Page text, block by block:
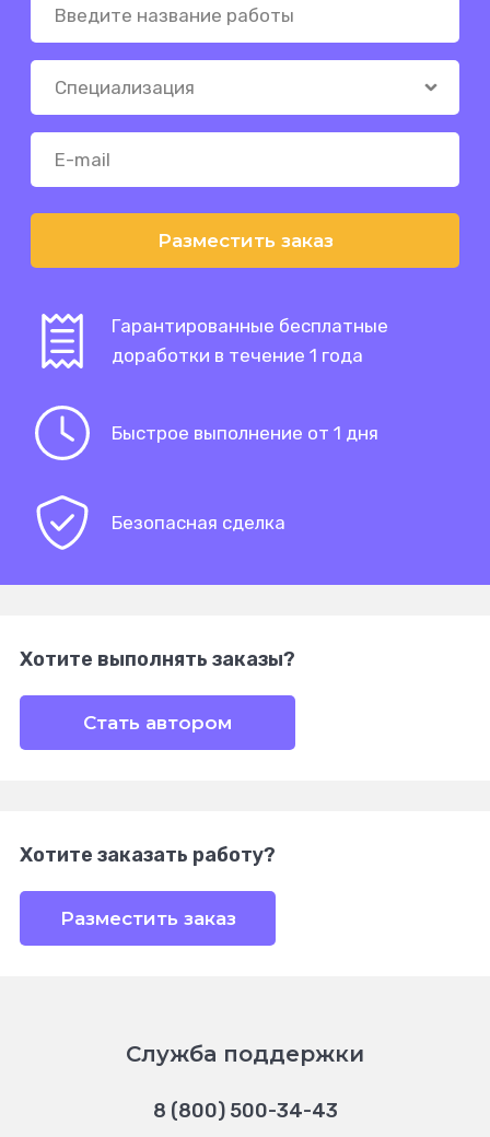
Разместить заказ
Гарантированные бесплатные
доработки в течение 1 года
Быстрое выполнение от 1 дня
Безопасная сделка
Хотите выполнять заказы?
Стать автором
Хотите заказать работу?
Разместить заказ
Служба поддержки
8 (800) 500-34-43